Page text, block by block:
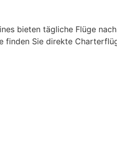
bieten tägliche Flüge
finden Sie direkte